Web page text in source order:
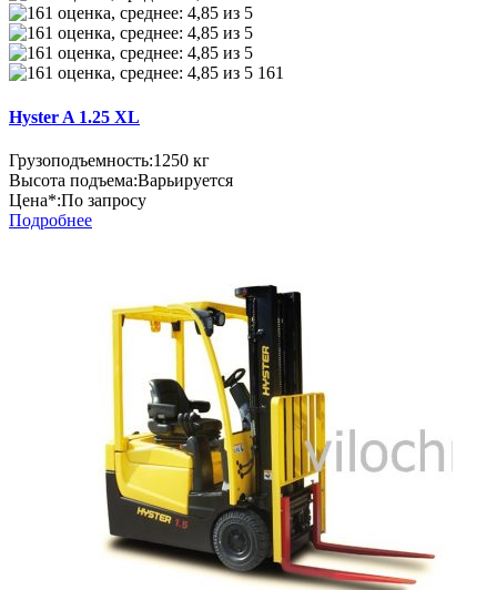
161
Hyster A 1.25 XL
Грузоподъемность:1250 кг
Высота подъема:Варьируется
Цена*:По запросу
Подробнее